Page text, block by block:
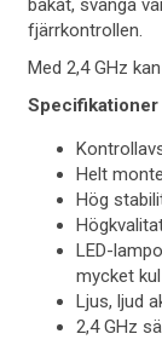
bakåt, svänga
fjärrkontrollen.
Med 2,4 GHz
Specifikationer
Helt
Hög
LED-
mycket
Ljus, ljud
2,4 GHz